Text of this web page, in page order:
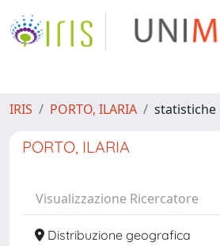
IRIS PORTO, ILARIA
PORTO, ILARIA
Visualizzazione Ricercatore
Distribuzione geografica